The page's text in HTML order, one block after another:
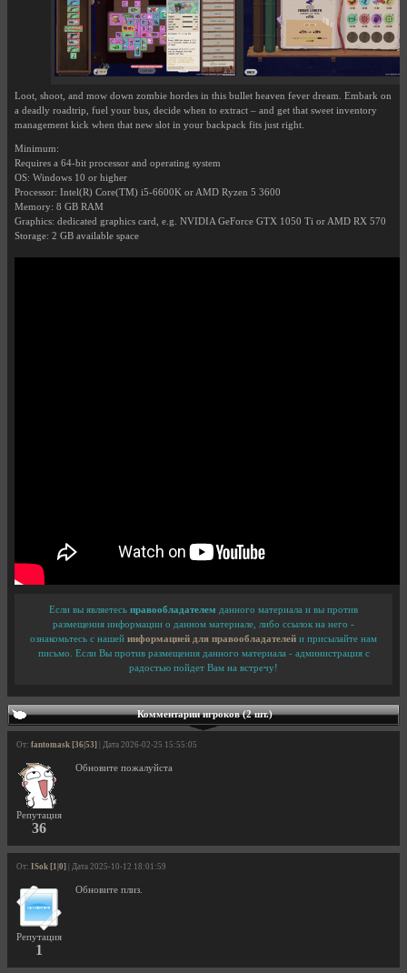
Loot, shoot, and mow down zombie hordes in this bullet heaven fever dream. Embark on
a deadly roadtrip, fuel your bus, decide when to extract – and get that sweet inventory
management kick when that new slot in your backpack fits just right.
Minimum:
Requires a 64-bit processor and operating system
OS: Windows 10 or higher
Processor: Intel(R) Core(TM) i5-6600K or AMD Ryzen 5 3600
Memory: 8 GB RAM
Graphics: dedicated graphics card, e.g. NVIDIA GeForce GTX 1050 Ti or AMD RX 570
Storage: 2 GB available space
Если вы являетесь правообладателем данного материала и вы против
размещения информации о данном материале, либо ссылок на него -
ознакомьтесь с нашей информацией для правообладателей и присылайте нам
письмо. Если Вы против размещения данного материала - администрация с
радостью пойдет Вам на встречу!
Комментарии игроков (2 шт.)
От: fantomask [36|53] | Дата 2026-02-25 15:55:05
Репутация
36
Обновите пожалуйста
От: ISok [1|0] | Дата 2025-10-12 18:01:59
Репутация
1
Обновите плиз.